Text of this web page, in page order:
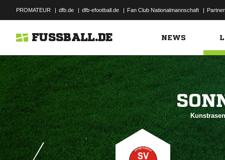
PROMATEUR | dfb.de | dfb-efootball.de | Fan Club Nationalmannschaft | Partner
FUSSBALL.DE NEWS